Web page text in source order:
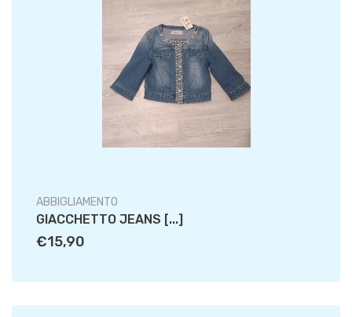
ABBIGLIAMENTO
GIACCHETTO JEANS [...]
€15,90